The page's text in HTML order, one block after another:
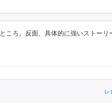
ころ。反面、具体的に強いストーリ
レ